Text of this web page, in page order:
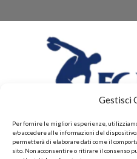
Gestisci
Per fornire le migliori esperienze,
e/o accedere alle informazioni del
permetterà di elaborare dati come il
sito. Non acconsentire o ritirare il consenso